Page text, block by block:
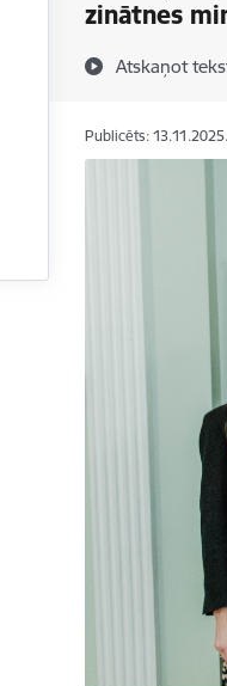
zinātnes
Atskaņot
Publicēts: 13.11.2025.